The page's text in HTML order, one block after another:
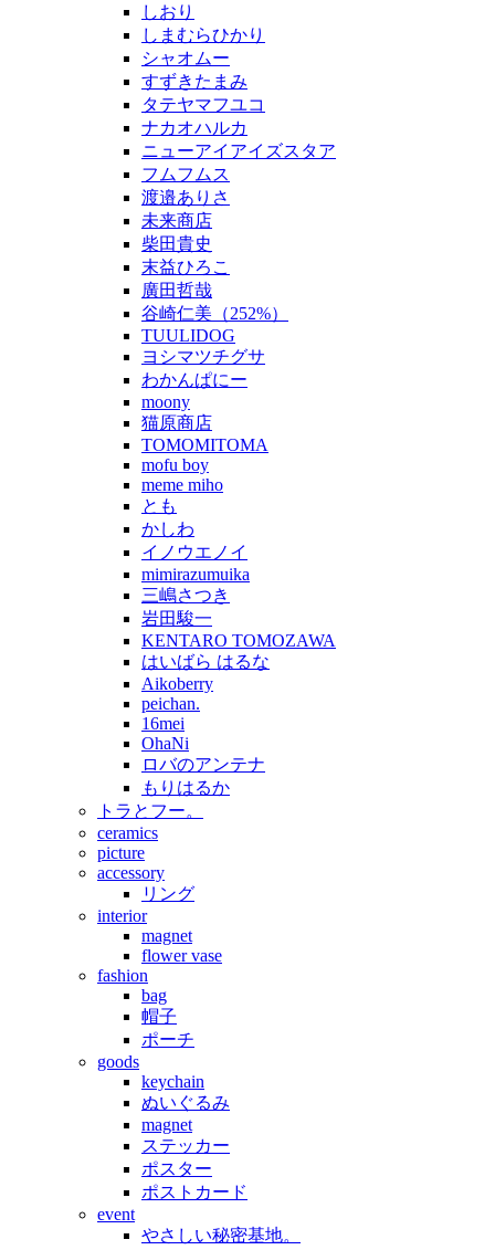
しおり
しまむらひかり
シャオムー
すずきたまみ
タテヤマフユコ
ナカオハルカ
ニューアイアイズスタア
フムフムス
渡邉ありさ
未来商店
柴田貴史
末益ひろこ
廣田哲哉
谷崎仁美（252%）
TUULIDOG
ヨシマツチグサ
わかんぱにー
moony
猫原商店
TOMOMITOMA
mofu boy
meme miho
とも
かしわ
イノウエノイ
mimirazumuika
三嶋さつき
岩田駿一
KENTARO TOMOZAWA
はいばら はるな
Aikoberry
peichan.
16mei
OhaNi
ロバのアンテナ
もりはるか
トラとフー。
ceramics
picture
accessory
リング
interior
magnet
flower vase
fashion
bag
帽子
ポーチ
goods
keychain
ぬいぐるみ
magnet
ステッカー
ポスター
ポストカード
event
やさしい秘密基地。